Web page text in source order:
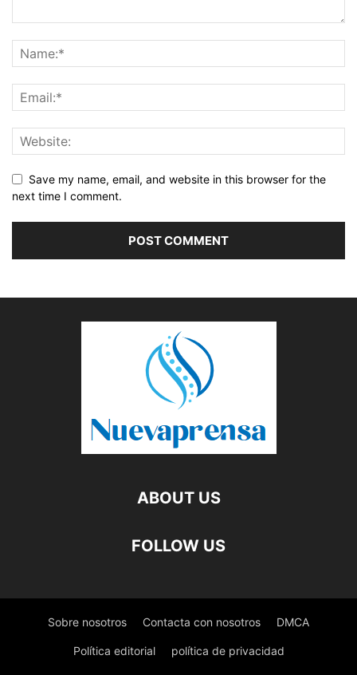
Save my name, email, and website in this browser for the
next time I comment.
ABOUT US
FOLLOW US
Sobre nosotros Contacta con nosotros DMCA
Política editorial política de privacidad